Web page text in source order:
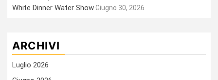
White Dinner Water ShowGiugno 30, 2026
ARCHIVI
Luglio 2026